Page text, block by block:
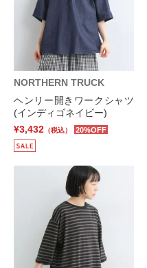
NORTHERN TRUCK
ヘンリー開きワークシャツ
(インディゴネイビー)
¥3,432 （税込） 20%OFF